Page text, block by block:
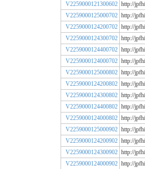
V2259000121300602 http://
V2259000125000702 http://
V2259000124200702 http://
V2259000124300702 http://
V2259000124400702 http://
V2259000124000702 http://
V2259000125000802 http://
V2259000124200802 http://
V2259000124300802 http://
V2259000124400802 http://
V2259000124000802 http://
V2259000125000902 http://
V2259000124200902 http://
V2259000124300902 http://
V2259000124000902 http://